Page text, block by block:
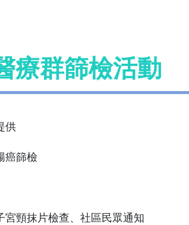
療群篩檢活動
供
癌篩檢
宮頸抹片檢查、社區民眾通知